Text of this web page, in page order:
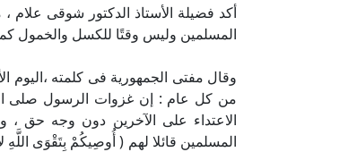
أكد فضيلة الأستاذ الدكتور شوقى علام
المسلمين وليس وقتًا للكسل والخمول
من كل عام : إن غزوات الرسول صلى
الاعتداء على الآخرين دون وجه حق
المسلمين قائلا لهم ( أُوصِيكُمْ بِتَقْوَى اللَّهِ